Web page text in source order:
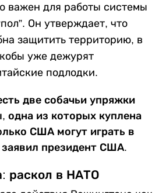
важен для работы системы
Он утверждает, что
защитить территорию, в
уже дежурят
подлодки.
две собачьи упряжки
одна из которых куплена
США могут играть в
заявил президент США.
раскол в НАТО